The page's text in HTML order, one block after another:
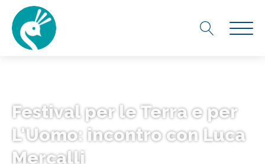
Festival per le Terra e per
L'Uomo: incontro con Luca
Mercalli